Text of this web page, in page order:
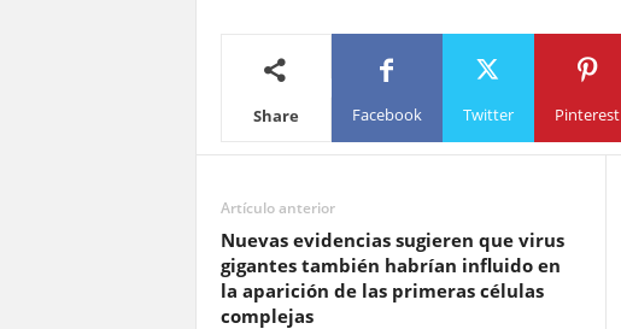
Share Facebook Twitter Pinterest
Artículo anterior
Nuevas evidencias sugieren que virus
gigantes también habrían influido en
la aparición de las primeras células
complejas